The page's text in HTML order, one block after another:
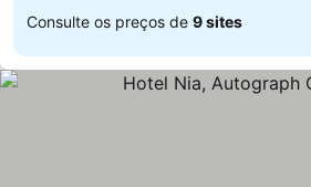
Consulte os preços de 9 sites